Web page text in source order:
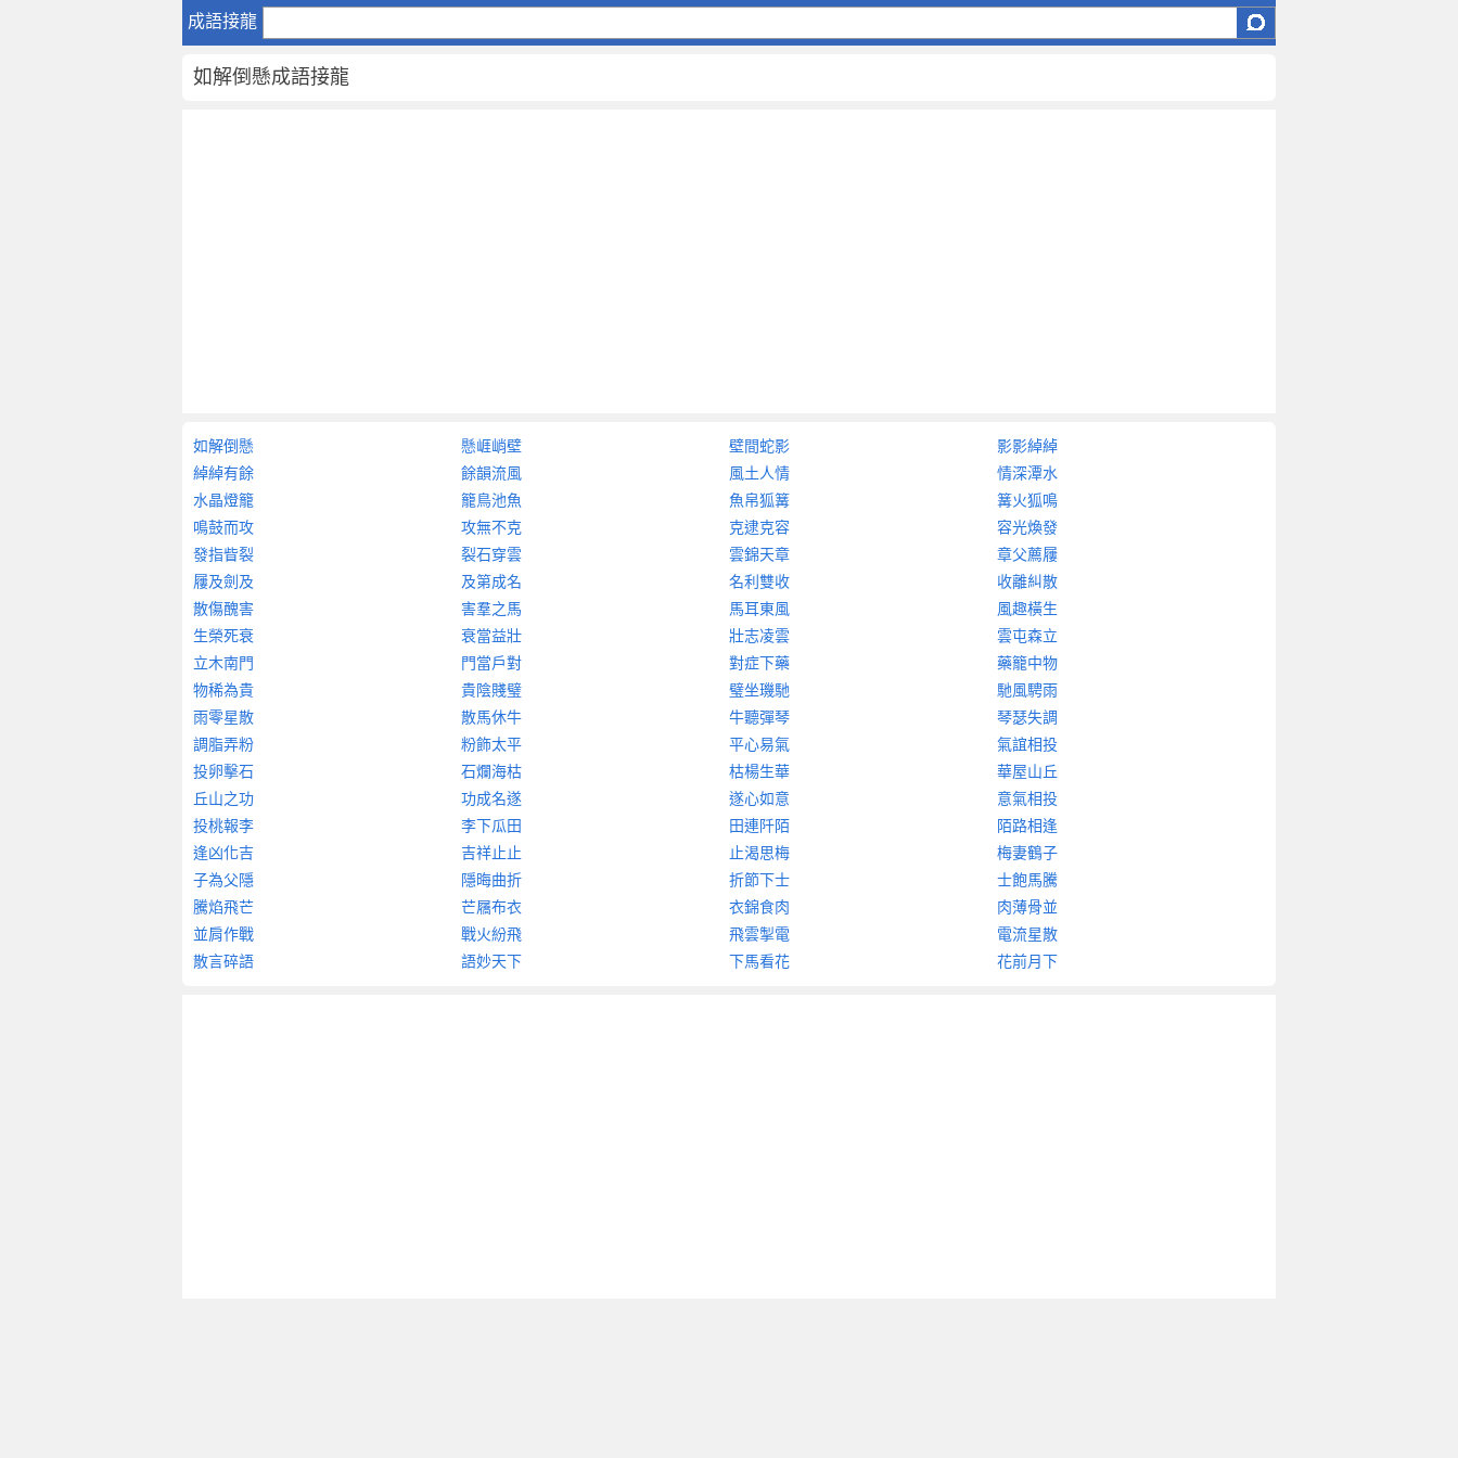
成語接龍
如
倒
懸
大
全
如解倒懸成語接龍
如解倒懸 懸崕峭壁 壁間蛇影
影影綽綽
綽綽有餘
餘韻流風 風土人情
情深潭水
水晶燈籠
籠鳥池魚 魚帛狐篝
篝火狐鳴
鳴鼓而攻
攻無不克 克逮克容
容光煥發
發指眥裂
裂石穿雲 雲錦天章
章父薦屨
屨及劍及
及第成名 名利雙收
收離糾散
散傷醜害
害羣之馬 馬耳東風
風趣橫生
生榮死衰
衰當益壯 壯志凌雲
雲屯森立
立木南門
門當戶對 對症下藥
藥籠中物
物稀為貴
貴陰賤璧 璧坐璣馳
馳風騁雨
雨零星散
散馬休牛 牛聽彈琴
琴瑟失調
調脂弄粉
粉飾太平 平心易氣
氣誼相投
投卵擊石
石爛海枯 枯楊生華
華屋山丘
丘山之功
功成名遂 遂心如意
意氣相投
投桃報李
李下瓜田 田連阡陌
陌路相逢
逢凶化吉
吉祥止止 止渴思梅
梅妻鶴子
子為父隱
隱晦曲折 折節下士
士飽馬騰
騰焰飛芒
芒屩布衣 衣錦食肉
肉薄骨並
並肩作戰
戰火紛飛 飛雲掣電
電流星散
散言碎語
語妙天下 下馬看花 花前月下